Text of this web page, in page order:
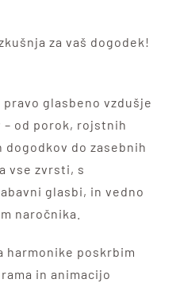
za vaš dogodek!
glasbeno vzdušje
– od porok, rojstnih
do zasebnih
vse zvrsti, s
glasbi, in vedno
naročnika.
harmonike poskrbim
in animacijo